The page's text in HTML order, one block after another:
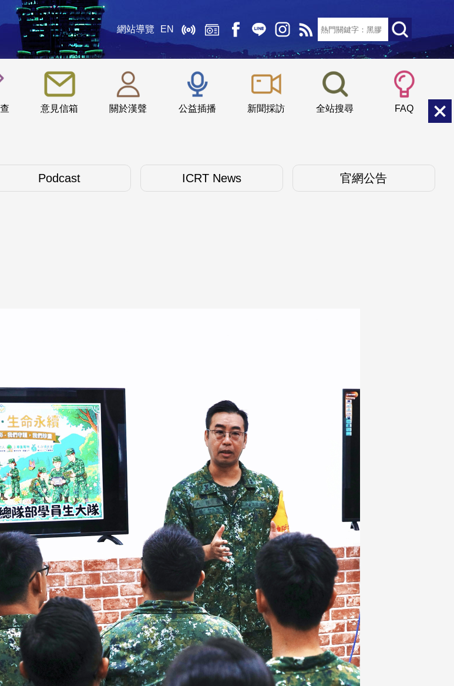
網站導覽 EN
意見信箱 關於漢聲 公益插播 新聞採訪 全站搜尋 FAQ
::: 小 中
Podcast ICRT News 官網公告